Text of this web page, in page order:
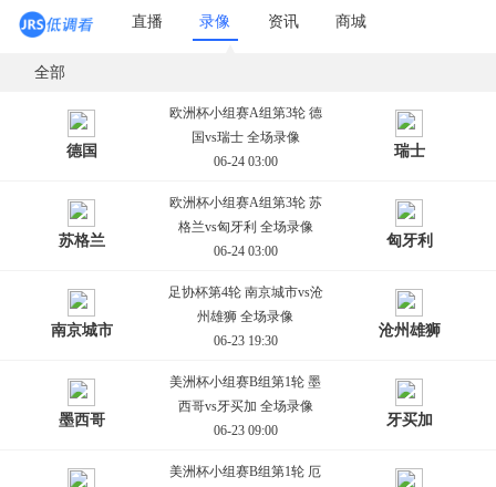
直播 录像 资讯 商城
全部
德国
欧洲杯小组赛A组第3轮 德
国vs瑞士 全场录像
06-24 03:00
瑞士
苏格兰
欧洲杯小组赛A组第3轮 苏
格兰vs匈牙利 全场录像
06-24 03:00
匈牙利
南京城市
足协杯第4轮 南京城市vs沧
州雄狮 全场录像
06-23 19:30
沧州雄狮
墨西哥
美洲杯小组赛B组第1轮 墨
西哥vs牙买加 全场录像
06-23 09:00
牙买加
美洲杯小组赛B组第1轮 厄